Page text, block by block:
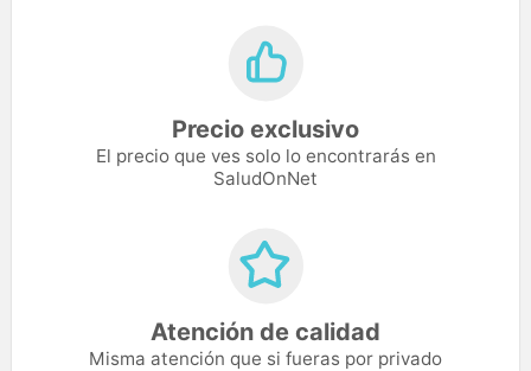
Precio exclusivo
El precio que ves solo lo encontrarás en
SaludOnNet
Atención de calidad
Misma atención que si fueras por privado